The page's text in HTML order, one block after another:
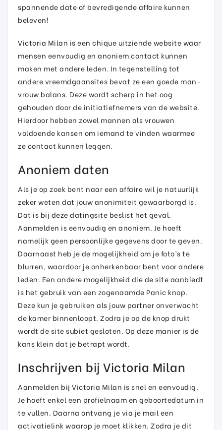
spannende date of bevredigende affaire kunnen
beleven!
Victoria Milan is een chique uitziende website waar
mensen eenvoudig en anoniem contact kunnen
maken met andere leden. In tegenstelling tot
andere vreemdgaansites bevat ze een goede man-
vrouw balans. Deze wordt scherp in het oog
gehouden door de initiatiefnemers van de website.
Hierdoor hebben zowel mannen als vrouwen
voldoende kansen om iemand te vinden waarmee
ze contact kunnen leggen.
Anoniem daten
Als je op zoek bent naar een affaire wil je natuurlijk
zeker weten dat jouw anonimiteit gewaarborgd is.
Dat is bij deze datingsite beslist het geval.
Aanmelden is eenvoudig en anoniem. Je hoeft
namelijk geen persoonlijke gegevens door te geven.
Daarnaast heb je de mogelijkheid om je foto's te
blurren, waardoor je onherkenbaar bent voor andere
leden. Een andere mogelijkheid die de site aanbiedt
is het gebruik van een zogenaamde Panic knop.
Deze kun je gebruiken als jouw partner onverwacht
de kamer binnenloopt. Zodra je op de knop drukt
wordt de site subiet gesloten. Op deze manier is de
kans klein dat je betrapt wordt.
Inschrijven bij Victoria Milan
Aanmelden bij Victoria Milan is snel en eenvoudig.
Je hoeft enkel een profielnaam en geboortedatum in
te vullen. Daarna ontvang je via je mail een
activatielink waarop je moet klikken. Zodra je dit